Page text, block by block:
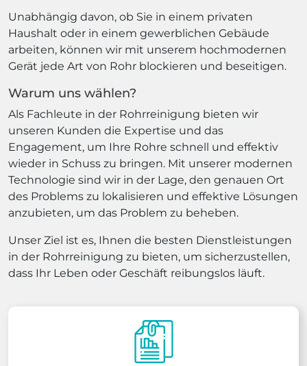
Unabhängig davon, ob Sie in einem privaten
Haushalt oder in einem gewerblichen Gebäude
arbeiten, können wir mit unserem hochmodernen
Gerät jede Art von Rohr blockieren und beseitigen.
Warum uns wählen?
Als Fachleute in der Rohrreinigung bieten wir
unseren Kunden die Expertise und das
Engagement, um Ihre Rohre schnell und effektiv
wieder in Schuss zu bringen. Mit unserer modernen
Technologie sind wir in der Lage, den genauen Ort
des Problems zu lokalisieren und effektive Lösungen
anzubieten, um das Problem zu beheben.
Unser Ziel ist es, Ihnen die besten Dienstleistungen
in der Rohrreinigung zu bieten, um sicherzustellen,
dass Ihr Leben oder Geschäft reibungslos läuft.